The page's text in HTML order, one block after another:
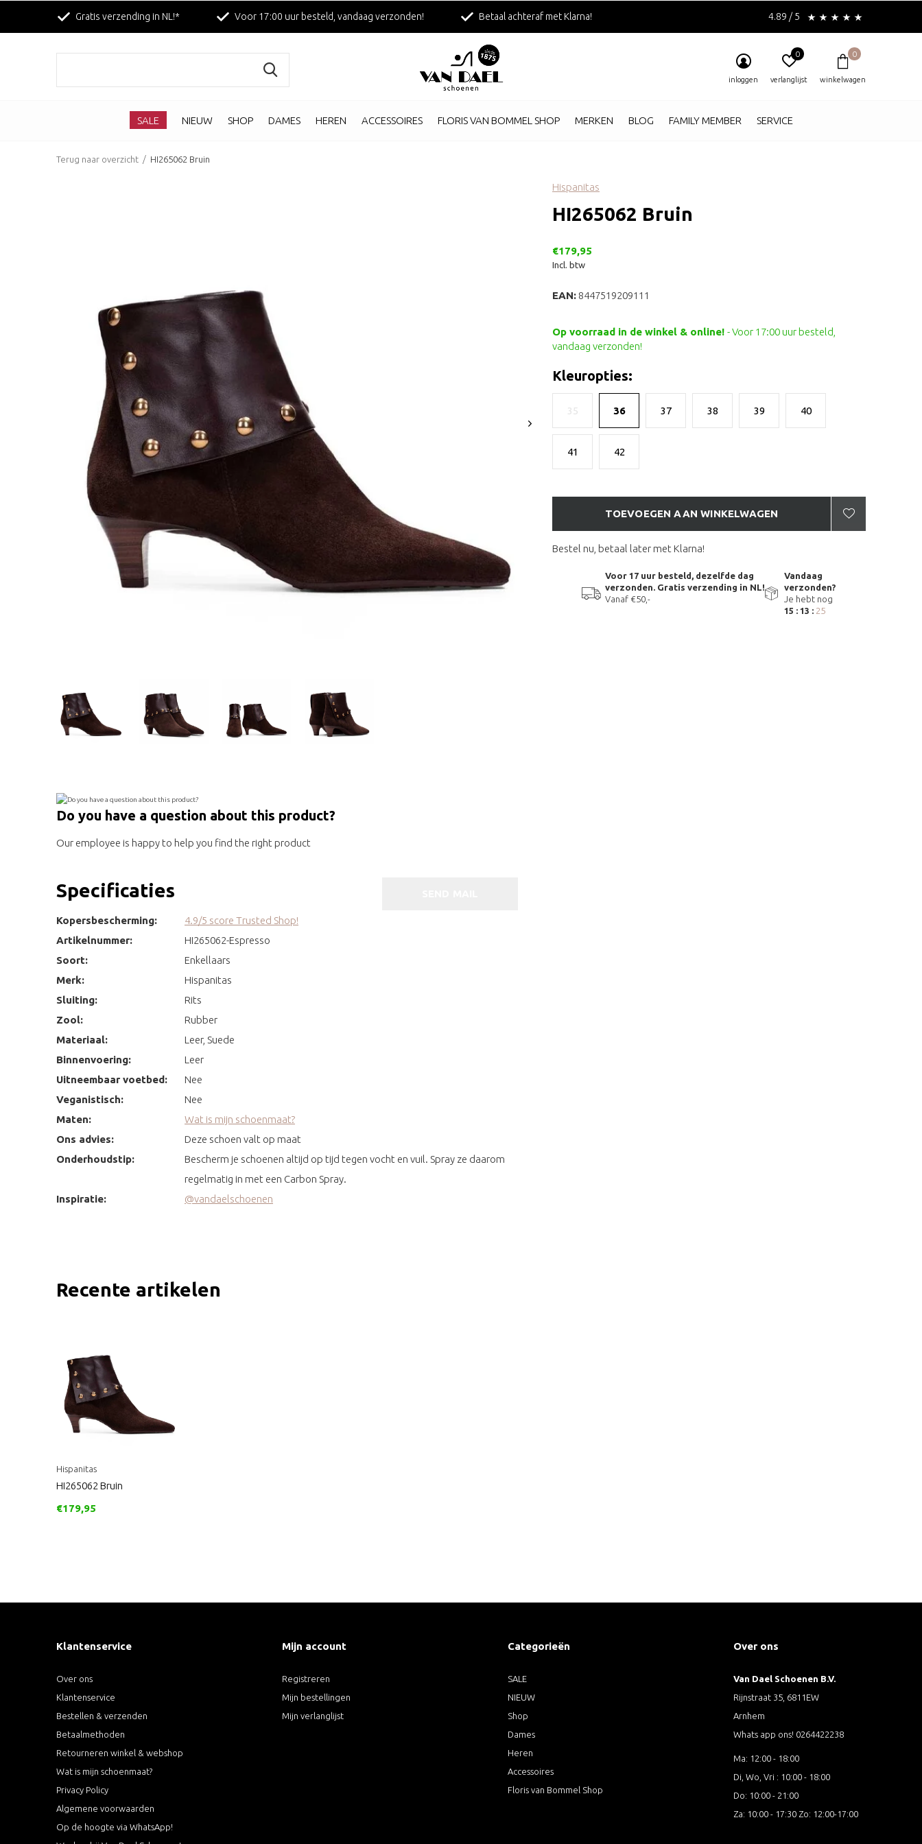
SALE NIEUW SHOP DAMES HEREN ACCESSOIRES FLORIS VAN BOMMEL SHOP MERKEN BLOG FAMILY MEMBER SERVICE
inloggen verlanglijst
0
winkelwagen
0
Gratis verzending in NL!* Voor 17:00 uur besteld, vandaag verzonden! Betaal achteraf met Klarna! 4.89 / 5
Terug naar overzicht HI265062 Bruin
Hispanitas
HI265062 Bruin
€179,95
Incl. btw
EAN: 8447519209111
Op voorraad in de winkel & online! - Voor 17:00 uur besteld,
vandaag verzonden!
Kleuropties:
35 36 37 38 39 40
41 42
TOEVOEGEN AAN WINKELWAGEN
Bestel nu, betaal later met Klarna!
Voor 17 uur besteld, dezelfde dag
verzonden. Gratis verzending in NL!
Vanaf €50,-
Vandaag
verzonden?
Je hebt nog
15 : 13 : 25
Do you have a question about this product?
Our employee is happy to help you find the right product
Specificaties
Kopersbescherming:
4.9/5 score Trusted Shop!
Artikelnummer:
HI265062-Espresso
Soort:
Enkellaars
Merk:
Hispanitas
Sluiting:
Rits
Zool:
Rubber
Materiaal:
Leer, Suede
Binnenvoering:
Leer
Uitneembaar voetbed:
Nee
Veganistisch:
Nee
Maten:
Wat is mijn schoenmaat?
Ons advies:
Deze schoen valt op maat
Onderhoudstip:
Bescherm je schoenen altijd op tijd tegen vocht en vuil. Spray ze daarom
regelmatig in met een Carbon Spray.
Inspiratie:
@vandaelschoenen
Recente artikelen
Hispanitas
HI265062 Bruin
€179,95
Klantenservice
Over ons
Klantenservice
Bestellen & verzenden
Betaalmethoden
Retourneren winkel & webshop
Wat is mijn schoenmaat?
Privacy Policy
Algemene voorwaarden
Op de hoogte via WhatsApp!
Mijn account
Registreren
Mijn bestellingen
Mijn verlanglijst
Categorieën
SALE
NIEUW
Shop
Dames
Heren
Accessoires
Floris van Bommel Shop
Over ons
Van Dael Schoenen B.V.
Rijnstraat 35, 6811EW
Arnhem
Whats app ons! 0264422238
Ma: 12:00 - 18:00
Di, Wo, Vri : 10:00 - 18:00
Do: 10:00 - 21:00
Za: 10:00 - 17:30 Zo: 12:00-17:00